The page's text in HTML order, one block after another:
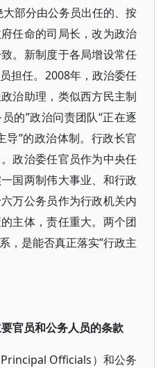
部分由公务员出任的、按
任命的司局长，改为政治
。新制度于各局增设常任
担任。2008年，政治委任
治助理，类似西方民主制
的”政治问责团队“正在逐
导”的政治体制。行政长官
政治委任官员作为中央任
国两制伟大事业、和行政
万公务员作为行政机关内
主体，责任重大。两个团
，是能否真正落实”行政主
官员和公务人员的条款
Officials）和公务